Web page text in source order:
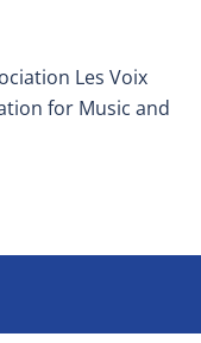
Les Voix
for Music and